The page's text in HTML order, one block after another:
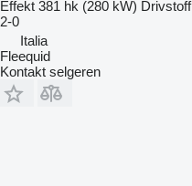
Effekt 381 hk (280 kW) Drivstoff
2-0
Italia
Fleequid
Kontakt selgeren